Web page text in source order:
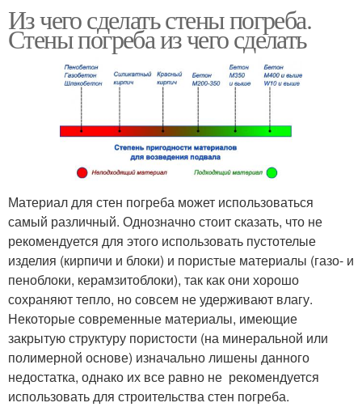
Из чего сделать стены погреба.
Стены погреба из чего сделать
Материал для стен погреба может использоваться
самый различный. Однозначно стоит сказать, что не
рекомендуется для этого использовать пустотелые
изделия (кирпичи и блоки) и пористые материалы (газо- и
пеноблоки, керамзитоблоки), так как они хорошо
сохраняют тепло, но совсем не удерживают влагу.
Некоторые современные материалы, имеющие
закрытую структуру пористости (на минеральной или
полимерной основе) изначально лишены данного
недостатка, однако их все равно не рекомендуется
использовать для строительства стен погреба.